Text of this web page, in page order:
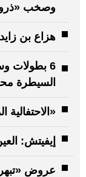
وصخب
هزاع بن
6 بطولات
السيطرة
«الاحتفالية
إيفيتش:
عروض «تبهر